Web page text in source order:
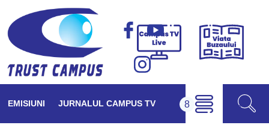
Campus
Viața
EMISIUNI JURNALUL CAMPUS TV